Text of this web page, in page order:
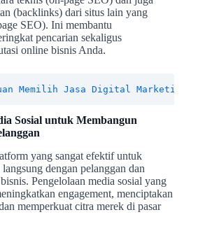
(backlinks) dari situs lain yang
SEO). Ini membantu
pencarian sekaligus
online bisnis Anda.
Memilih Jasa Digital Marketing
Sosial untuk Membangun
yang sangat efektif untuk
dengan pelanggan dan
Pengelolaan media sosial yang
engagement, menciptakan
memperkuat citra merek di pasar